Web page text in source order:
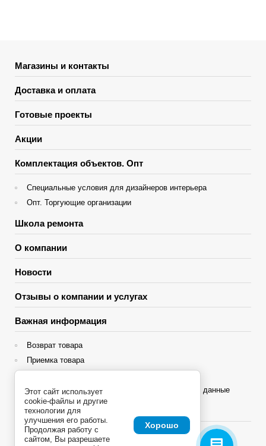
Магазины и контакты
Доставка и оплата
Готовые проекты
Акции
Комплектация объектов. Опт
Специальные условия для дизайнеров интерьера
Опт. Торгующие организации
Школа ремонта
О компании
Новости
Отзывы о компании и услугах
Важная информация
Возврат товара
Приемка товара
Политика конфиденциальности и персональные данные
Яндекс Сплит
Этот сайт использует
cookie-файлы и другие
технологии для
улучшения его работы.
Продолжая работу с
сайтом, Вы разрешаете
Хорошо